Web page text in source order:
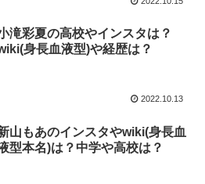
滝彩夏の高校やインスタは？
身長血液型)や経歴は？
2022.10.13
山もあのインスタやwiki(身長血
型本名)は？中学や高校は？